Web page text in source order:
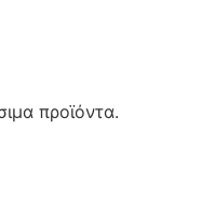
προϊόντα.